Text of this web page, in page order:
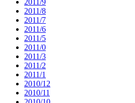
2011/8
2011/7
2011/6
2011/5
2011/0
2011/3
2011/2
2011/1
2010/12
2010/11